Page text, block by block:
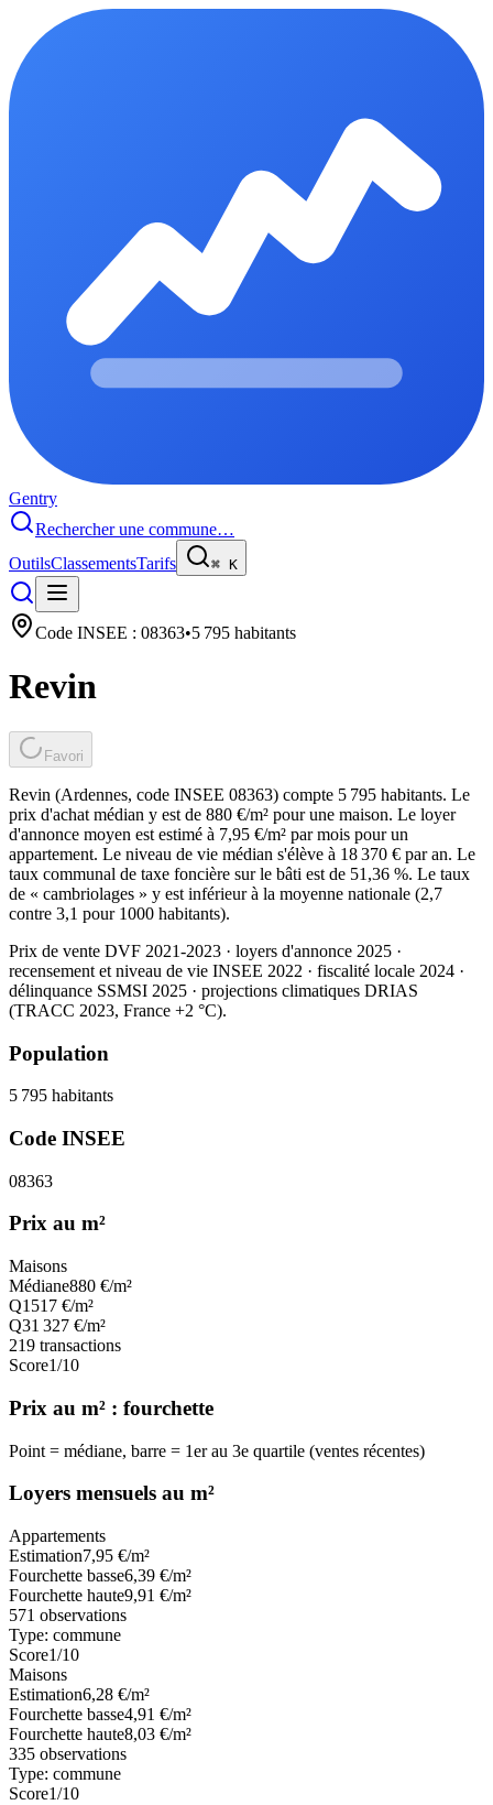
Gentry
Rechercher une commune…
OutilsClassementsTarifs ⌘ K
Code INSEE : 08363•5 795 habitants
Revin
Favori
Revin (Ardennes, code INSEE 08363) compte 5 795 habitants. Le
prix d'achat médian y est de 880 €/m² pour une maison. Le loyer
d'annonce moyen est estimé à 7,95 €/m² par mois pour un
appartement. Le niveau de vie médian s'élève à 18 370 € par an. Le
taux communal de taxe foncière sur le bâti est de 51,36 %. Le taux
de « cambriolages » y est inférieur à la moyenne nationale (2,7
contre 3,1 pour 1000 habitants).
Prix de vente DVF 2021-2023 · loyers d'annonce 2025 ·
recensement et niveau de vie INSEE 2022 · fiscalité locale 2024 ·
délinquance SSMSI 2025 · projections climatiques DRIAS
(TRACC 2023, France +2 °C).
Population
5 795 habitants
Code INSEE
08363
Prix au m²
Maisons
Médiane880 €/m²
Q1 517 €/m²
Q31 327 €/m²
219 transactions
Score1/10
Prix au m² : fourchette
Point = médiane, barre = 1er au 3e quartile (ventes récentes)
Loyers mensuels au m²
Appartements
Estimation7,95 €/m²
Fourchette basse6,39 €/m²
Fourchette haute9,91 €/m²
571 observations
Type: commune
Score1/10
Maisons
Estimation6,28 €/m²
Fourchette basse4,91 €/m²
Fourchette haute8,03 €/m²
335 observations
Type: commune
Score1/10